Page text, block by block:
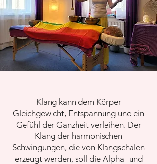
Klang kann dem Körper
Gleichgewicht, Entspannung und ein
Gefühl der Ganzheit verleihen. Der
Klang der harmonischen
Schwingungen, die von Klangschalen
erzeugt werden, soll die Alpha- und